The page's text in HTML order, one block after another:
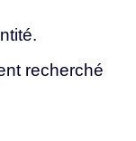
recherché